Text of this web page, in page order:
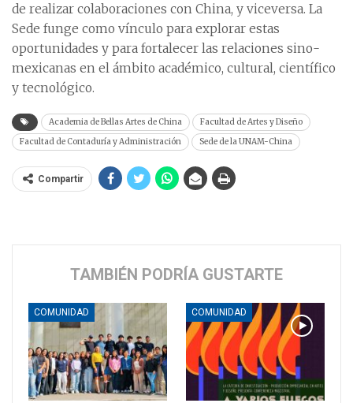
de realizar colaboraciones con China, y viceversa. La
Sede funge como vínculo para explorar estas
oportunidades y para fortalecer las relaciones sino-
mexicanas en el ámbito académico, cultural, científico
y tecnológico.
Academia de Bellas Artes de China
Facultad de Artes y Diseño
Facultad de Contaduría y Administración
Sede de la UNAM-China
Compartir
TAMBIÉN PODRÍA GUSTARTE
COMUNIDAD COMUNIDAD